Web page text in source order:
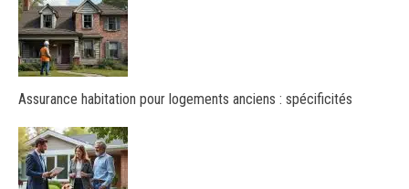
Assurance habitation pour logements anciens : spécificités